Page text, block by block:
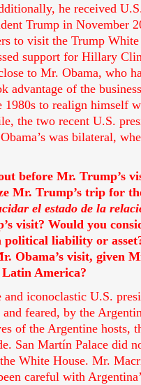
he received
Trump in November
to visit the Trump
support for Hillary
to Mr. Obama, who
advantage of the
to realign himself
the two recent U.S.
was bilateral,
before Mr. Trump’s
Mr. Trump’s trip for
el estado de la
visit? Would you
liability or
Obama’s visit, given
America?
iconoclastic U.S.
feared, by the
of the Argentine hosts,
San Martín Palace did
White House. Mr.
careful with